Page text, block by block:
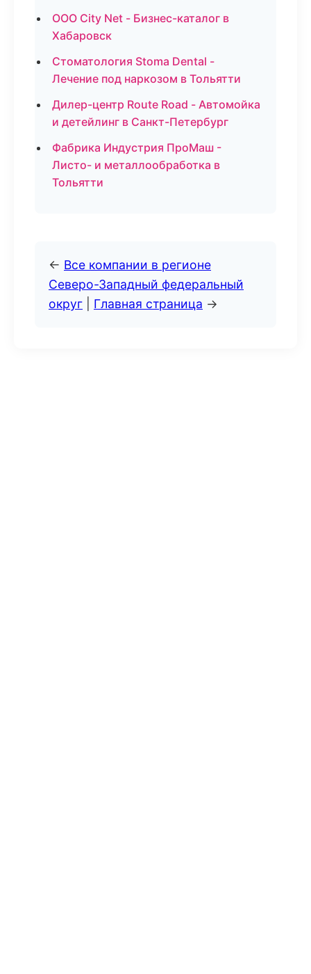
ООО City Net - Бизнес-каталог в
Хабаровск
Стоматология Stoma Dental -
Лечение под наркозом в Тольятти
Дилер-центр Route Road - Автомойка
и детейлинг в Санкт-Петербург
Фабрика Индустрия ПроМаш -
Листо- и металлообработка в
Тольятти
← Все компании в регионе
Северо-Западный федеральный
округ
Главная страница →